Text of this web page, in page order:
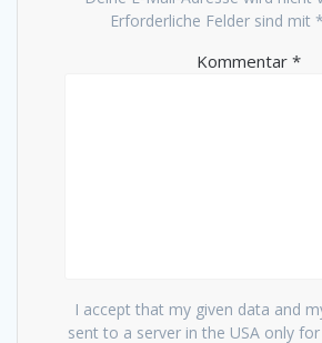
Erforderliche Felder sind mit *
Kommentar *
I accept that my given data and
sent to a server in the USA only